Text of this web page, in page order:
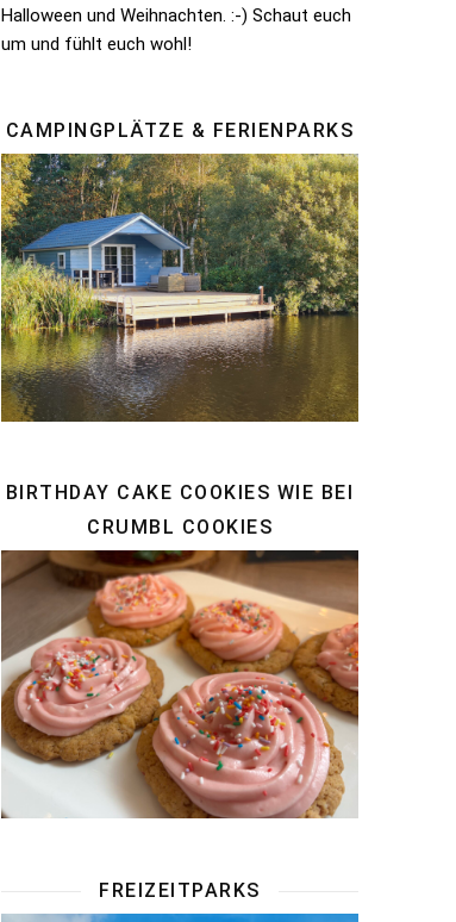
Halloween und Weihnachten. :-) Schaut euch
um und fühlt euch wohl!
CAMPINGPLÄTZE & FERIENPARKS
BIRTHDAY CAKE COOKIES WIE BEI
CRUMBL COOKIES
FREIZEITPARKS